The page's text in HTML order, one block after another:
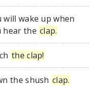
will wake up when
hear the clap.
the clap!
the shush clap.